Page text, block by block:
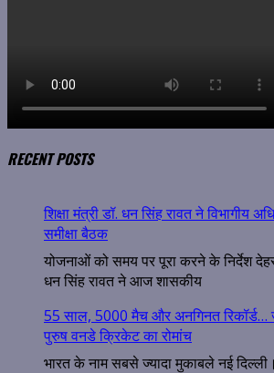
RECENT POSTS
शिक्षा मंत्री डॉ. धन सिंह रावत ने विभागीय
समीक्षा बैठक
योजनाओं को समय पर पूरा करने के निर्देश
धन सिंह रावत ने आज शासकीय
55 साल, 5000 मैच और अनगिनत रिकॉर्ड…
पुरुष वनडे क्रिकेट का रोमांच
भारत के नाम सबसे ज्यादा मुकाबले नई